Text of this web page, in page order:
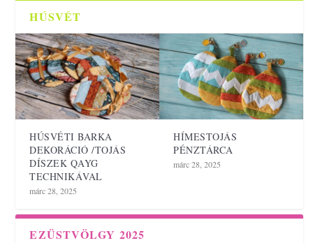
HÚSVÉT
HÚSVÉTI BARKA
DEKORÁCIÓ /TOJÁS
DÍSZEK QAYG
TECHNIKÁVAL
márc 28, 2025
HÍMESTOJÁS
PÉNZTÁRCA
márc 28, 2025
EZÜSTVÖLGY 2025